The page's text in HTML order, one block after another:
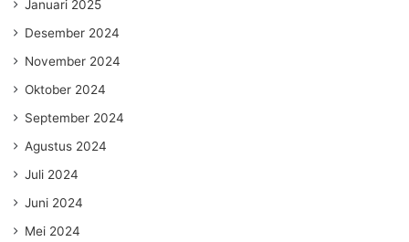
Januari 2025
Desember 2024
November 2024
Oktober 2024
September 2024
Agustus 2024
Juli 2024
Juni 2024
Mei 2024